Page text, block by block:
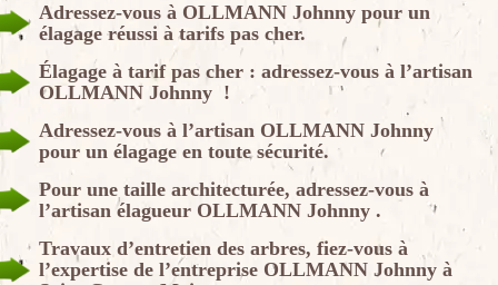
Adressez-vous à OLLMANN Johnny pour un
élagage réussi à tarifs pas cher.
Élagage à tarif pas cher : adressez-vous à l’artisan
OLLMANN Johnny !
Adressez-vous à l’artisan OLLMANN Johnny
pour un élagage en toute sécurité.
Pour une taille architecturée, adressez-vous à
l’artisan élagueur OLLMANN Johnny .
Travaux d’entretien des arbres, fiez-vous à
l’expertise de l’entreprise OLLMANN Johnny à